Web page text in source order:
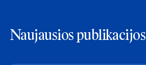
Naujausios publikacijos